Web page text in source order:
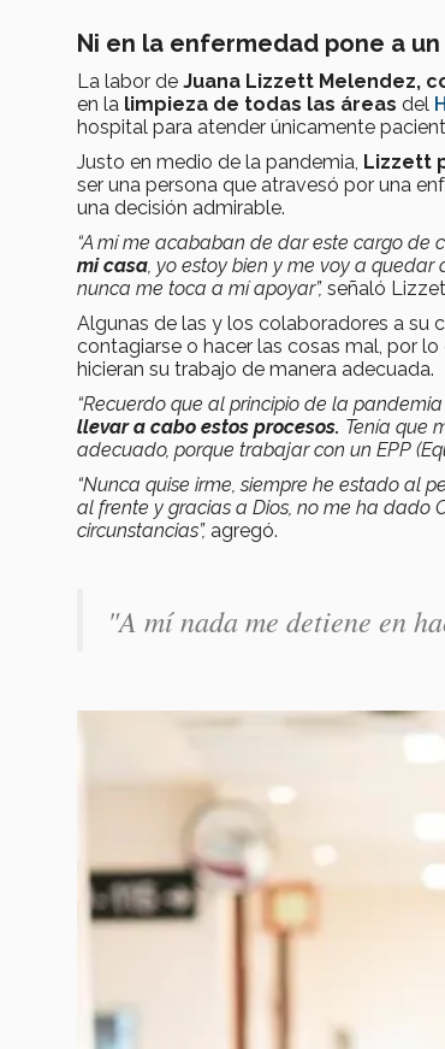
Ni en la enfermedad pone a
La labor de Juana Lizzett Melendez,
en la limpieza de todas las áreas del
hospital para atender únicamente
Justo en medio de la pandemia, Lizzett
ser una persona que atravesó por una
una decisión admirable.
“A mí me acababan de dar este cargo de
mi casa, yo estoy bien y me voy a quedar
nunca me toca a mí apoyar”, señaló
Algunas de las y los colaboradores a su
contagiarse o hacer las cosas mal, por
hicieran su trabajo de manera adecuada.
“Recuerdo que al principio de la
llevar a cabo estos procesos. Tenía que
adecuado, porque trabajar con un EPP
“Nunca quise irme, siempre he estado al
al frente y gracias a Dios, no me ha dado
circunstancias”, agregó.
"A mí nada me detiene en